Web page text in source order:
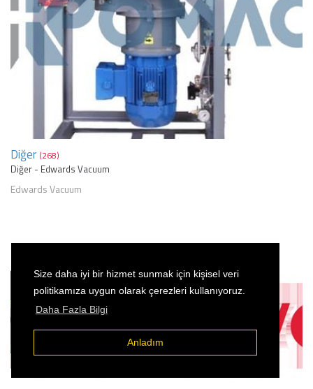
Size daha iyi bir hizmet sunmak için kişisel veri
politikamıza uygun olarak çerezleri kullanıyoruz.
Daha Fazla Bilgi
Anladım
Diğer (268)
Diğer - Edwards Vacuum
Edwards Vacuum